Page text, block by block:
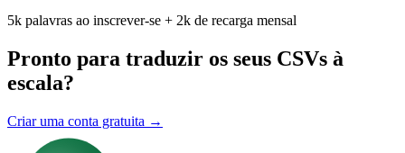
5k palavras ao inscrever-se + 2k de recarga mensal
Pronto para traduzir os seus CSVs à
escala?
Criar uma conta gratuita →